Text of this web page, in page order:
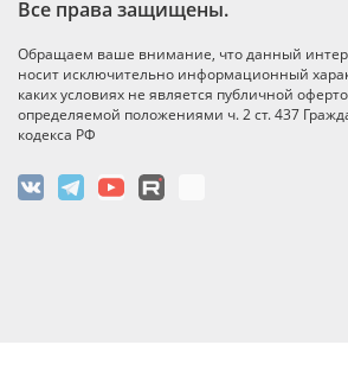
Все права защищены.
Обращаем ваше внимание, что данный
носит исключительно информационный
каких условиях не является публичной
определяемой положениями ч. 2 ст. 437
кодекса РФ